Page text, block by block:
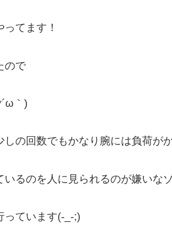
てます！
ので
｀)
の回数でもかなり腕には負荷が
るのを人に見られるのが嫌いな
っています(-_-;)